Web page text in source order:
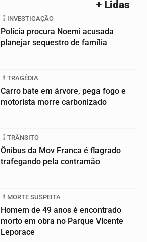
+ Lidas
INVESTIGAÇÃO
Polícia procura Noemi acusada
planejar sequestro de família
TRAGÉDIA
Carro bate em árvore, pega fogo e
motorista morre carbonizado
TRÂNSITO
Ônibus da Mov Franca é flagrado
trafegando pela contramão
MORTE SUSPEITA
Homem de 49 anos é encontrado
morto em obra no Parque Vicente
Leporace